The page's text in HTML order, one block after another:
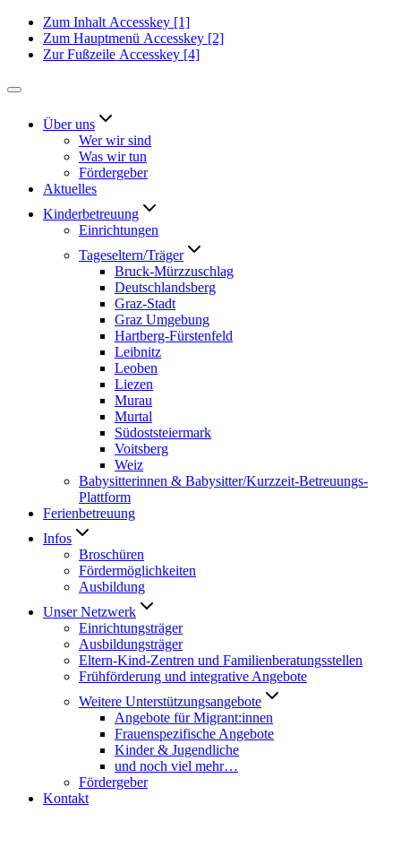
Zum Inhalt Accesskey [1]
Zum Hauptmenü Accesskey [2]
Zur Fußzeile Accesskey [4]
Über uns
Wer wir sind
Was wir tun
Fördergeber
Aktuelles
Kinderbetreuung
Einrichtungen
Tageseltern/Träger
Bruck-Mürzzuschlag
Deutschlandsberg
Graz-Stadt
Graz Umgebung
Hartberg-Fürstenfeld
Leibnitz
Leoben
Liezen
Murau
Murtal
Südoststeiermark
Voitsberg
Weiz
Babysitterinnen & Babysitter/Kurzzeit-Betreuungs-
Plattform
Ferienbetreuung
Infos
Broschüren
Fördermöglichkeiten
Ausbildung
Unser Netzwerk
Einrichtungsträger
Ausbildungsträger
Eltern-Kind-Zentren und Familienberatungsstellen
Frühförderung und integrative Angebote
Weitere Unterstützungsangebote
Angebote für Migrant:innen
Frauenspezifische Angebote
Kinder & Jugendliche
und noch viel mehr…
Fördergeber
Kontakt